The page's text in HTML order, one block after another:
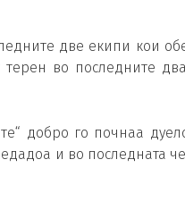
две екипи кои
терен во последните
добро го почнаа
и во последната